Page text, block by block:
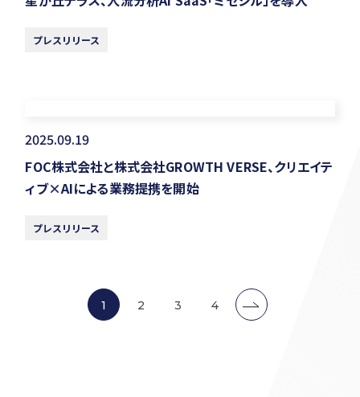
プレスリリース
2025.09.19
FOC株式会社と株式会社GROWTH VERSE、クリエイテ
ィブ×AIによる業務提携を開始
プレスリリース
1 2 3 4